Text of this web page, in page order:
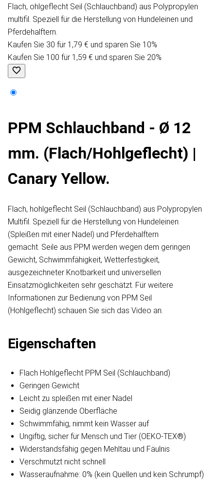
Flach, ohlgeflecht Seil (Schlauchband) aus Polypropylen
multifil. Speziell für die Herstellung von Hundeleinen und
Pferdehalftern.
Kaufen Sie 30 für 1,79 € und sparen Sie 10%
Kaufen Sie 100 für 1,59 € und sparen Sie 20%
PPM Schlauchband - Ø 12
mm. (Flach/Hohlgeflecht) |
Canary Yellow.
Flach, hohlgeflecht Seil (Schlauchband) aus Polypropylen
Multifil. Speziell für die Herstellung von Hundeleinen
(Spleißen mit einer Nadel) und Pferdehalftern
gemacht. Seile aus PPM werden wegen dem geringen
Gewicht, Schwimmfähigkeit, Wetterfestigkeit,
ausgezeichneter Knotbarkeit und universellen
Einsatzmöglichkeiten sehr geschätzt. Für weitere
Informationen zur Bedienung von PPM Seil
(Hohlgeflecht) schauen Sie sich das Video an.
Eigenschaften
Flach Hohlgeflecht PPM Seil (Schlauchband)
Geringen Gewicht
Leicht zu spleißen mit einer Nadel
Seidig glänzende Oberfläche
Schwimmfähig, nimmt kein Wasser auf
Ungiftig, sicher für Mensch und Tier (OEKO-TEX®)
Widerstandsfähig gegen Mehltau und Fäulnis
Verschmutzt nicht schnell
Wasseraufnahme: 0% (kein Quellen und kein Schrumpf)